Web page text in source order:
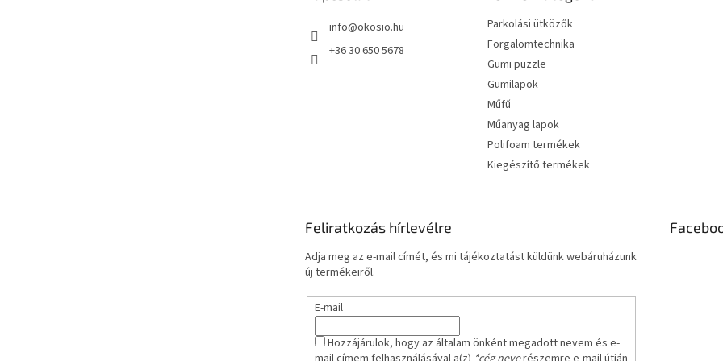
info@okosio.hu
+36 30 650 5678
Parkolási ütközők
Forgalomtechnika
Gumi puzzle
Gumilapok
Műfű
Műanyag lapok
Polifoam termékek
Kiegészítő termékek
Feliratkozás hírlevélre
Adja meg az e-mail címét, és mi tájékoztatást küldünk webáruházunk
új termékeiről.
E-mail
Hozzájárulok, hogy az általam önként megadott nevem és e-